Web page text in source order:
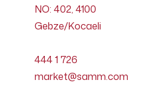
NO: 402, 4100
Gebze/Kocaeli
444 1 726
market@samm.com